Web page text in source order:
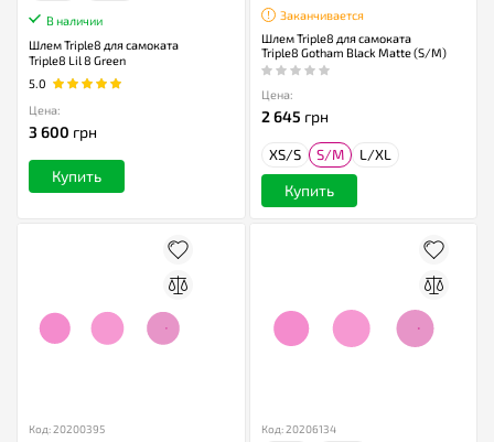
В наличии
Шлем Triple8 для самоката
Triple8 Lil 8 Green
5.0
Цена:
3 600 грн
Купить
Заканчивается
Шлем Triple8 для самоката
Triple8 Gotham Black Matte (S/M)
Цена:
2 645 грн
XS/S S/M L/XL
Купить
Код: 20200395 Код: 20206134